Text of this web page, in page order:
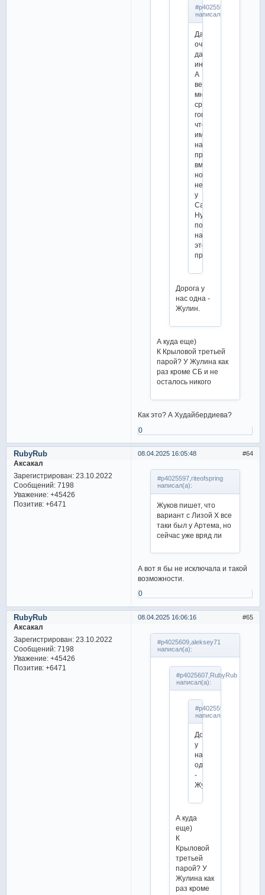
#p4025590,katerinovna
написал(а):
Да,
очень
даже
интересный.
А
ведь
многие
сразу
говорили,
что
им
надо
продолжать
вместе,
но
не
у
Самохина.
Ну,
посмотрим,
насколько
это
правда.
Дорога у
нас одна -
Жулин.
А куда еще)
К Крыловой третьей
парой? У Жулина как
раз кроме СБ и не
осталось никого
Как это? А Худайбердиева?
0
64
08.04.2025 16:05:48
RubyRub
Аксакал
Зарегистрирован: 23.10.2022
Сообщений:7198
Уважение: +45426
Позитив: +6471
#p4025597,riteofspring
написал(а):
Жуков пишет, что
вариант с Лизой Х все
таки был у Артема, но
сейчас уже вряд ли
А вот я бы не исключала и такой
возможности.
0
65
08.04.2025 16:06:16
RubyRub
Аксакал
Зарегистрирован: 23.10.2022
Сообщений:7198
Уважение: +45426
Позитив: +6471
#p4025609,aleksey71
написал(а):
#p4025607,RubyRub
написал(а):
#p4025598,aleksey71
написал(а):
Дорога
у
нас
одна
-
Жулин.
А куда
еще)
К
Крыловой
третьей
парой? У
Жулина как
раз кроме